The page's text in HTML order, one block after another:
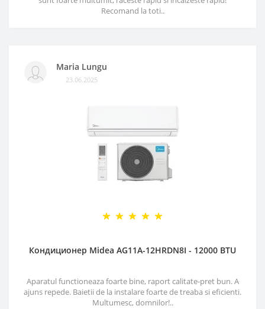
Recomand la toti..
Maria Lungu
23.06.2025
Кондиционер Midea AG11A-12HRDN8I - 12000 BTU
Aparatul functioneaza foarte bine, raport calitate-pret bun. A
ajuns repede. Baietii de la instalare foarte de treaba si eficienti.
Multumesc, domnilor!..